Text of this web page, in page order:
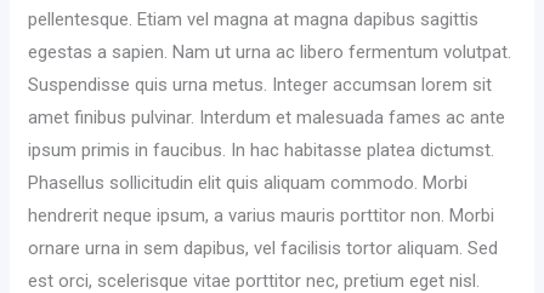
pellentesque. Etiam vel magna at magna dapibus sagittis
egestas a sapien. Nam ut urna ac libero fermentum volutpat.
Suspendisse quis urna metus. Integer accumsan lorem sit
amet finibus pulvinar. Interdum et malesuada fames ac ante
ipsum primis in faucibus. In hac habitasse platea dictumst.
Phasellus sollicitudin elit quis aliquam commodo. Morbi
hendrerit neque ipsum, a varius mauris porttitor non. Morbi
ornare urna in sem dapibus, vel facilisis tortor aliquam. Sed
est orci, scelerisque vitae porttitor nec, pretium eget nisl.